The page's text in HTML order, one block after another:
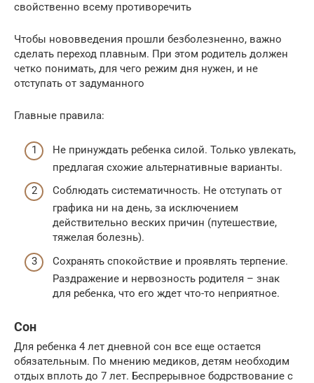
свойственно всему противоречить
Чтобы нововведения прошли безболезненно, важно
сделать переход плавным. При этом родитель должен
четко понимать, для чего режим дня нужен, и не
отступать от задуманного
Главные правила:
Не принуждать ребенка силой. Только увлекать,
предлагая схожие альтернативные варианты.
Соблюдать систематичность. Не отступать от
графика ни на день, за исключением
действительно веских причин (путешествие,
тяжелая болезнь).
Сохранять спокойствие и проявлять терпение.
Раздражение и нервозность родителя – знак
для ребенка, что его ждет что-то неприятное.
Сон
Для ребенка 4 лет дневной сон все еще остается
обязательным. По мнению медиков, детям необходим
отдых вплоть до 7 лет. Беспрерывное бодрствование с